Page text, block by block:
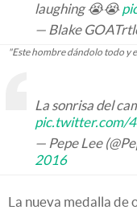
laughing 😭😭
— Blake
"Este hombre dándolo todo y
La sonrisa del
pic.twitter.com/
— Pepe Lee
2016
La nueva medalla de